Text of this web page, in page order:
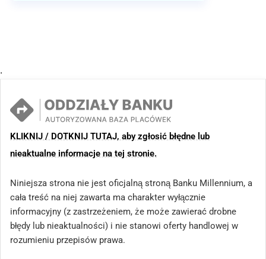
.
KLIKNIJ / DOTKNIJ TUTAJ, aby zgłosić błędne lub
nieaktualne informacje na tej stronie.
Niniejsza strona nie jest oficjalną stroną Banku Millennium, a
cała treść na niej zawarta ma charakter wyłącznie
informacyjny (z zastrzeżeniem, że może zawierać drobne
błędy lub nieaktualności) i nie stanowi oferty handlowej w
rozumieniu przepisów prawa.